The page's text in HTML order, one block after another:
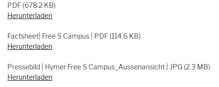
PDF (678.2 KB)
Herunterladen
Factsheet| Free S Campus | PDF (114.6 KB)
Herunterladen
Pressebild | Hymer Free S Campus_Aussenansicht | JPG (2.3 MB)
Herunterladen